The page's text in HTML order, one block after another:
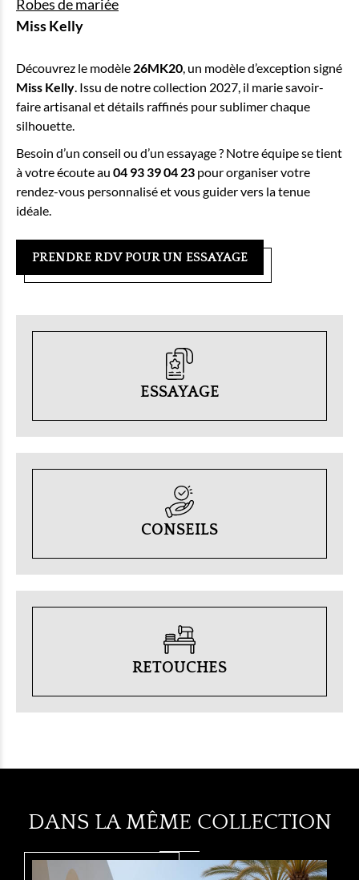
Robes de mariée
Miss Kelly
Découvrez le modèle 26MK20, un modèle d’exception signé
Miss Kelly. Issu de notre collection 2027, il marie savoir-
faire artisanal et détails raffinés pour sublimer chaque
silhouette.
Besoin d’un conseil ou d’un essayage ? Notre équipe se tient
à votre écoute au 04 93 39 04 23 pour organiser votre
rendez-vous personnalisé et vous guider vers la tenue
idéale.
PRENDRE RDV POUR UN ESSAYAGE
ESSAYAGE
CONSEILS
RETOUCHES
DANS LA MÊME COLLECTION